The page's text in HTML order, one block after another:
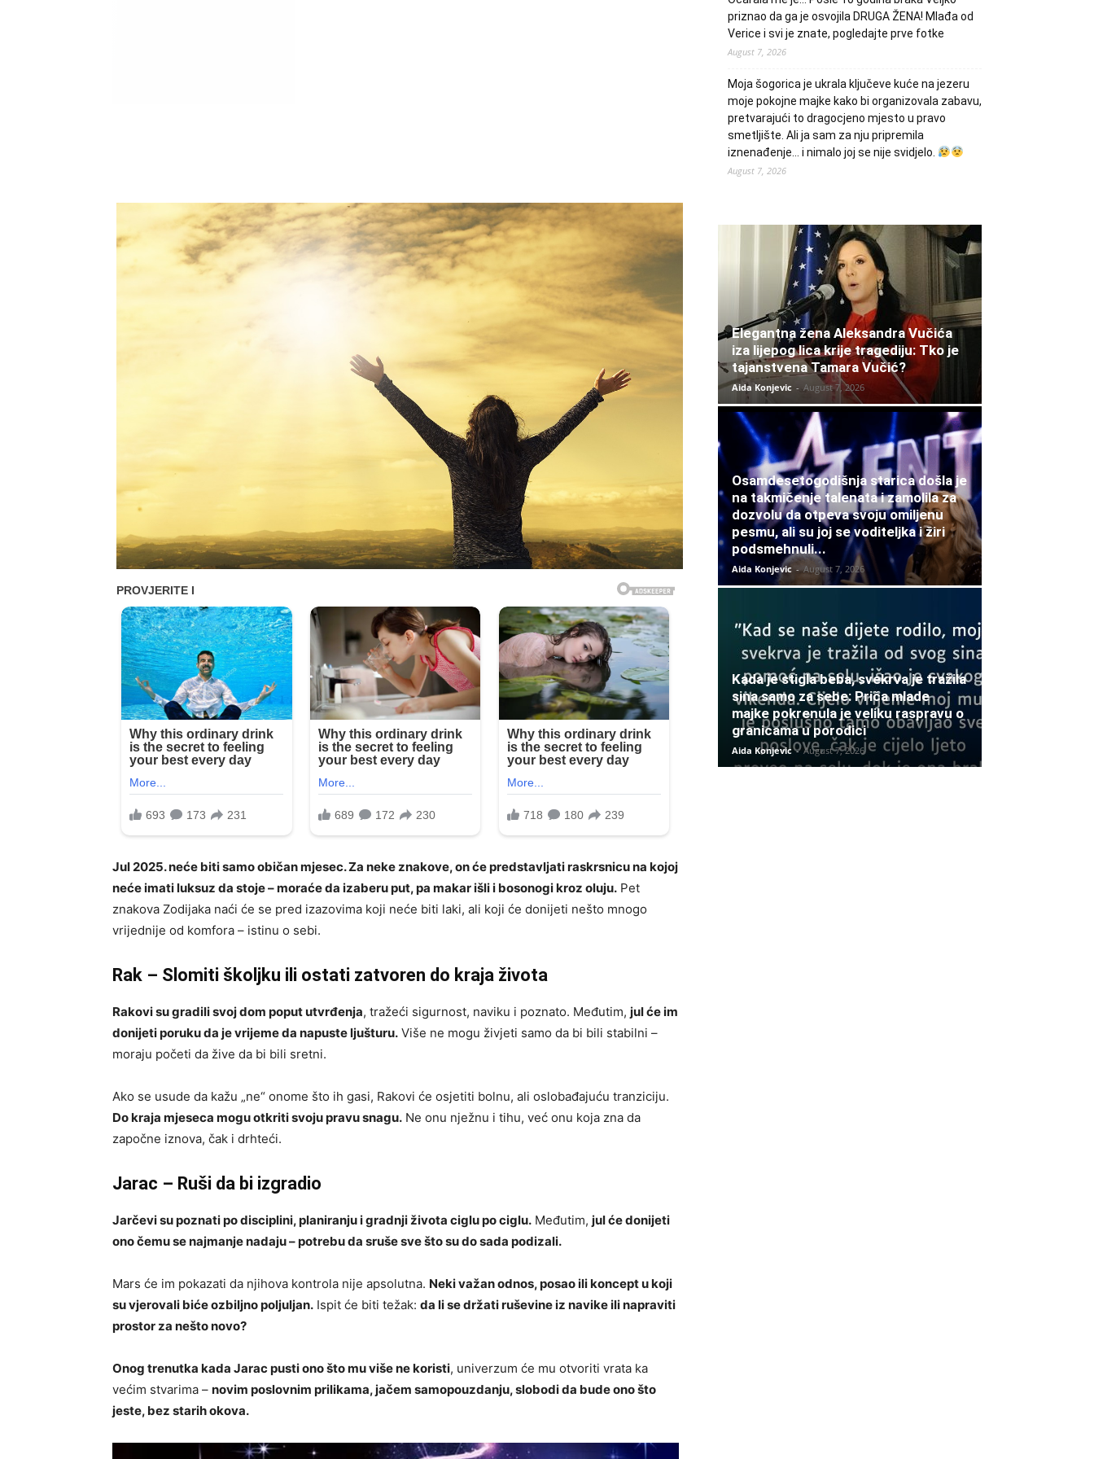
Jul 2025. neće biti samo običan mjesec. Za neke znakove, on će predstavljati raskrsnicu na kojoj
neće imati luksuz da stoje – moraće da izaberu put, pa makar išli i bosonogi kroz oluju. Pet
znakova Zodijaka naći će se pred izazovima koji neće biti laki, ali koji će donijeti nešto mnogo
vrijednije od komfora – istinu o sebi.
Rak – Slomiti školjku ili ostati zatvoren do kraja života
Rakovi su gradili svoj dom poput utvrđenja, tražeći sigurnost, naviku i poznato. Međutim, jul će im
donijeti poruku da je vrijeme da napuste ljušturu. Više ne mogu živjeti samo da bi bili stabilni –
moraju početi da žive da bi bili sretni.
Ako se usude da kažu „ne“ onome što ih gasi, Rakovi će osjetiti bolnu, ali oslobađajuću tranziciju.
Do kraja mjeseca mogu otkriti svoju pravu snagu. Ne onu nježnu i tihu, već onu koja zna da
započne iznova, čak i drhteći.
Jarac – Ruši da bi izgradio
Jarčevi su poznati po disciplini, planiranju i gradnji života ciglu po ciglu. Međutim, jul će donijeti
ono čemu se najmanje nadaju – potrebu da sruše sve što su do sada podizali.
Mars će im pokazati da njihova kontrola nije apsolutna. Neki važan odnos, posao ili koncept u koji
su vjerovali biće ozbiljno poljuljan. Ispit će biti težak: da li se držati ruševine iz navike ili napraviti
prostor za nešto novo?
Onog trenutka kada Jarac pusti ono što mu više ne koristi, univerzum će mu otvoriti vrata ka
većim stvarima – novim poslovnim prilikama, jačem samopouzdanju, slobodi da bude ono što
jeste, bez starih okova.
priznao da ga je osvojila DRUGA ŽENA! Mlađa od
Verice i svi je znate, pogledajte prve fotke
August 7, 2026
Moja šogorica je ukrala ključeve kuće na jezeru
moje pokojne majke kako bi organizovala zabavu,
pretvarajući to dragocjeno mjesto u pravo
smetljište. Ali ja sam za nju pripremila
iznenađenje… i nimalo joj se nije svidjelo.
August 7, 2026
Elegantna žena Aleksandra Vučića
iza lijepog lica krije tragediju: Tko je
tajanstvena Tamara Vučić?
Aida Konjevic - August 7, 2026
Osamdesetogodišnja starica došla je
na takmičenje talenata i zamolila za
dozvolu da otpeva svoju omiljenu
pesmu, ali su joj se voditeljka i žiri
podsmehnuli...
Aida Konjevic - August 7, 2026
Kada je stigla beba, svekrva je tražila
sina samo za sebe: Priča mlade
majke pokrenula je veliku raspravu o
granicama u porodici
Aida Konjevic - August 7, 2026